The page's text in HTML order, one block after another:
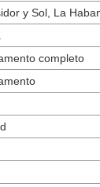
y Sol, La
completo